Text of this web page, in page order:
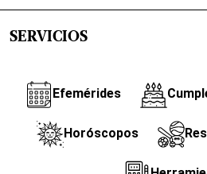
SERVICIOS
Efemérides
Horóscopos